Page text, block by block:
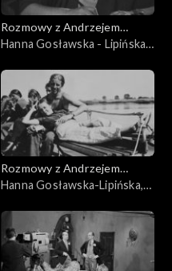
Rozmowy z Andrzejem
Doboszem
Hanna Gosławska - Lipińska,
Rozmowy z Andrzejem
Doboszem
Hanna Gosławska-Lipińska,